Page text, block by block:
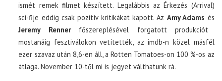
ismét remek filmet készített. Legalábbis az Érkezés (Arrival)
sci-fije eddig csak pozitív kritikákat kapott. Az Amy Adams és
Jeremy Rennerfőszereplésével forgatott produkciót
mostanáig fesztiválokon vetítették, az imdb-n közel másfél
ezer szavaz után 8,6-en áll, a Rotten Tomatoes-on 100 %-os az
átlaga. November 10-től mi is jegyet válthatunk rá.